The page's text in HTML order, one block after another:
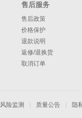
售后服务
售后政策
价格保护
退款说明
返修/退换货
取消订单
风险监测 质量公告 隐